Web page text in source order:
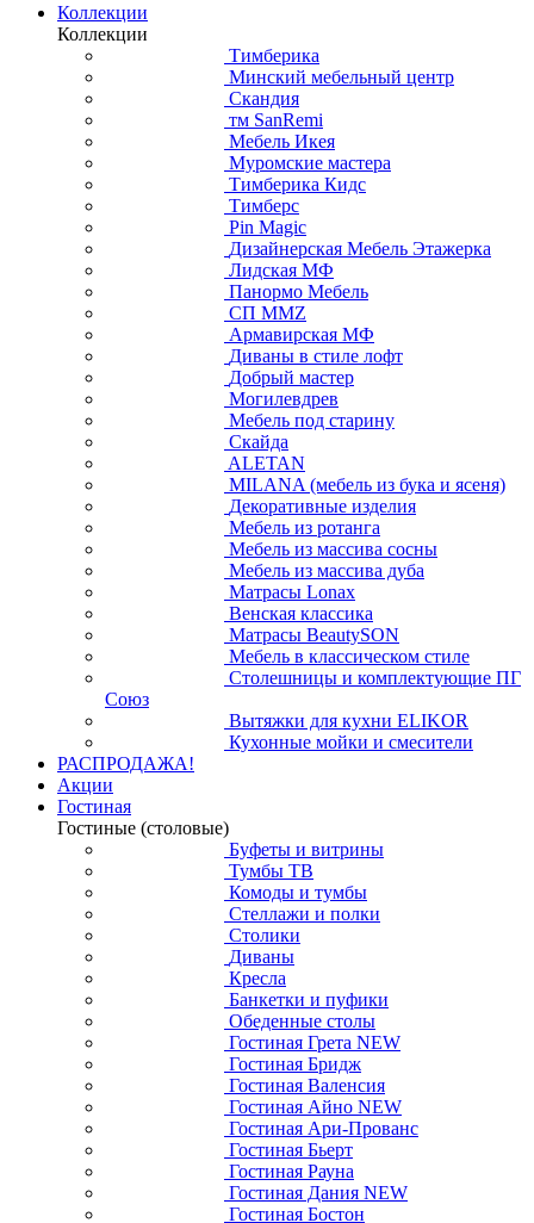
Коллекции
Коллекции
Тимберика
Минский мебельный центр
Скандия
тм SanRemi
Мебель Икея
Муромские мастера
Тимберика Кидс
Тимберс
Pin Magic
Дизайнерская Мебель Этажерка
Лидская МФ
Панормо Мебель
СП ММZ
Армавирская МФ
Диваны в стиле лофт
Добрый мастер
Могилевдрев
Мебель под старину
Скайда
ALETAN
MILANA (мебель из бука и ясеня)
Декоративные изделия
Мебель из ротанга
Мебель из массива сосны
Мебель из массива дуба
Матрасы Lonax
Венская классика
Матрасы BeautySON
Мебель в классическом стиле
Столешницы и комплектующие ПГ
Союз
Вытяжки для кухни ELIKOR
Кухонные мойки и смесители
РАСПРОДАЖА!
Акции
Гостиная
Гостиные (столовые)
Буфеты и витрины
Тумбы ТВ
Комоды и тумбы
Стеллажи и полки
Столики
Диваны
Кресла
Банкетки и пуфики
Обеденные столы
Гостиная Грета NEW
Гостиная Бридж
Гостиная Валенсия
Гостиная Айно NEW
Гостиная Ари-Прованс
Гостиная Бьерт
Гостиная Рауна
Гостиная Дания NEW
Гостиная Бостон